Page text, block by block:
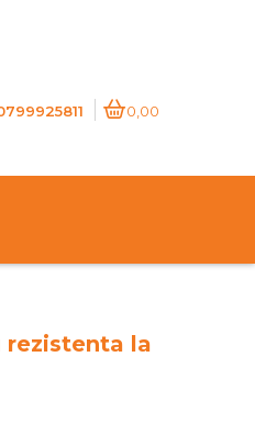
0,00
rezistenta la